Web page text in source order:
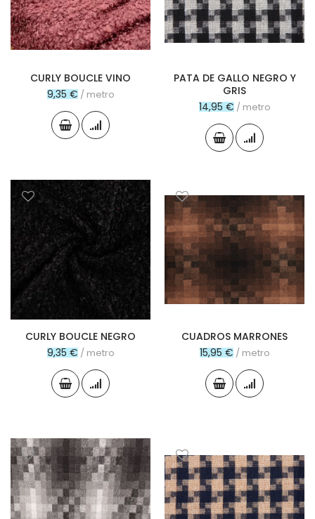
CURLY BOUCLE VINO
9,35 € / metro
PATA DE GALLO NEGRO Y
GRIS
14,95 € / metro
CURLY BOUCLE NEGRO
9,35 € / metro
CUADROS MARRONES
15,95 € / metro